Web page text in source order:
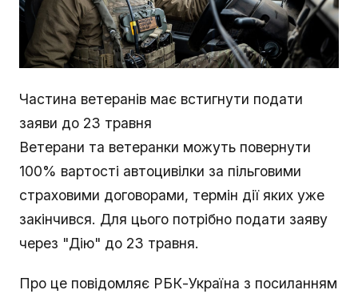
Частина ветеранів має встигнути подати
заяви до 23 травня
Ветерани та ветеранки можуть повернути
100% вартості автоцивілки за пільговими
страховими договорами, термін дії яких уже
закінчився. Для цього потрібно подати заяву
через "Дію" до 23 травня.
Про це повідомляє РБК-Україна з посиланням